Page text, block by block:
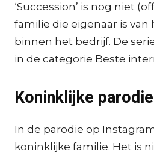
‘Succession’ is nog niet
familie die eigenaar is
binnen het bedrijf. De
in de categorie Beste
Koninklijke parodie
In de parodie op
koninklijke familie. Het is